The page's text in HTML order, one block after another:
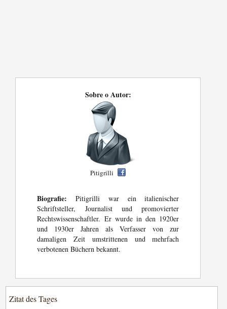
Sobre o Autor:
Pitigrilli
Biografie: Pitigrilli war ein italienischer
Schriftsteller, Journalist und promovierter
Rechtswissenschaftler. Er wurde in den 1920er
und 1930er Jahren als Verfasser von zur
damaligen Zeit umstrittenen und mehrfach
verbotenen Büchern bekannt.
Zitat des Tages